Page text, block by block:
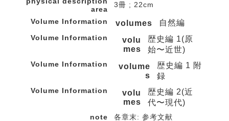
area
3冊 ; 22cm
Volume Information volumes 自然編
Volume Information
volu
mes
歴史編 1(原
始〜近世)
Volume Information
volume
s
歴史編 1 附
録
Volume Information
volu
mes
歴史編 2(近
代〜現代)
note
各章末: 参考文献